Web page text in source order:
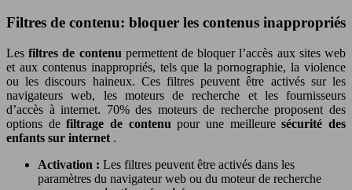
Filtres de contenu: bloquer les contenus inappropriés
Lesfiltres de contenu permettent de bloquer l’accès aux sites web
et aux contenus inappropriés, tels que la pornographie, la violence
ou les discours haineux. Ces filtres peuvent être activés sur les
navigateurs web, les moteurs de recherche et les fournisseurs
d’accès à internet. 70% des moteurs de recherche proposent des
options defiltrage de contenupour une meilleuresécurité des
enfants sur internet .
Activation : Les filtres peuvent être activés dans les
paramètres du navigateur web ou du moteur de recherche